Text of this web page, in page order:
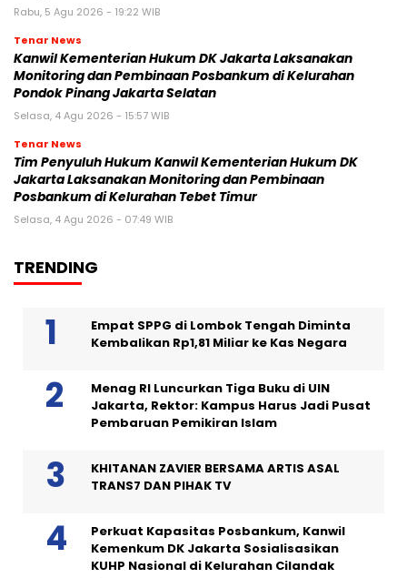
Rabu, 5 Agu 2026 - 19:22 WIB
Tenar News
Kanwil Kementerian Hukum DK Jakarta Laksanakan
Monitoring dan Pembinaan Posbankum di Kelurahan
Pondok Pinang Jakarta Selatan
Selasa, 4 Agu 2026 - 15:57 WIB
Tenar News
Tim Penyuluh Hukum Kanwil Kementerian Hukum DK
Jakarta Laksanakan Monitoring dan Pembinaan
Posbankum di Kelurahan Tebet Timur
Selasa, 4 Agu 2026 - 07:49 WIB
TRENDING
Empat SPPG di Lombok Tengah Diminta
Kembalikan Rp1,81 Miliar ke Kas Negara
Menag RI Luncurkan Tiga Buku di UIN
Jakarta, Rektor: Kampus Harus Jadi Pusat
Pembaruan Pemikiran Islam
KHITANAN ZAVIER BERSAMA ARTIS ASAL
TRANS7 DAN PIHAK TV
Perkuat Kapasitas Posbankum, Kanwil
Kemenkum DK Jakarta Sosialisasikan
KUHP Nasional di Kelurahan Cilandak